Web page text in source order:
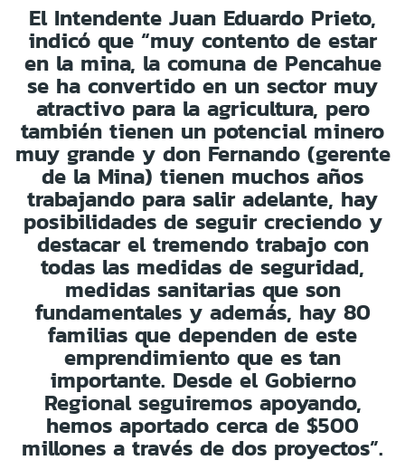
El Intendente Juan Eduardo Prieto,
indicó que “muy contento de estar
en la mina, la comuna de Pencahue
se ha convertido en un sector muy
atractivo para la agricultura, pero
también tienen un potencial minero
muy grande y don Fernando (gerente
de la Mina) tienen muchos años
trabajando para salir adelante, hay
posibilidades de seguir creciendo y
destacar el tremendo trabajo con
todas las medidas de seguridad,
medidas sanitarias que son
fundamentales y además, hay 80
familias que dependen de este
emprendimiento que es tan
importante. Desde el Gobierno
Regional seguiremos apoyando,
hemos aportado cerca de $500
millones a través de dos proyectos”.